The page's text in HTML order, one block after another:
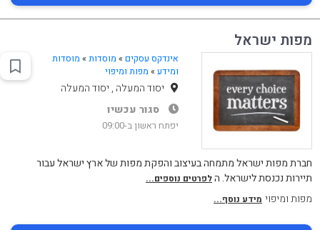
מפות ישראל
אינדקס עסקים » מוסדות» מוסדות
ומידע» מפות ומיפוי
יסוד המעלה , יסוד המעלה
סגור עכשיו
יפתח ראשון ב-09:00
חברת מפות ישראל מתמחה בעיצוב והפקת מפות של ארץ ישראל עבור
תיירות נכנסת לישראל. הלפרטים נוספים...
מפות ומיפוי מידע נוסף...